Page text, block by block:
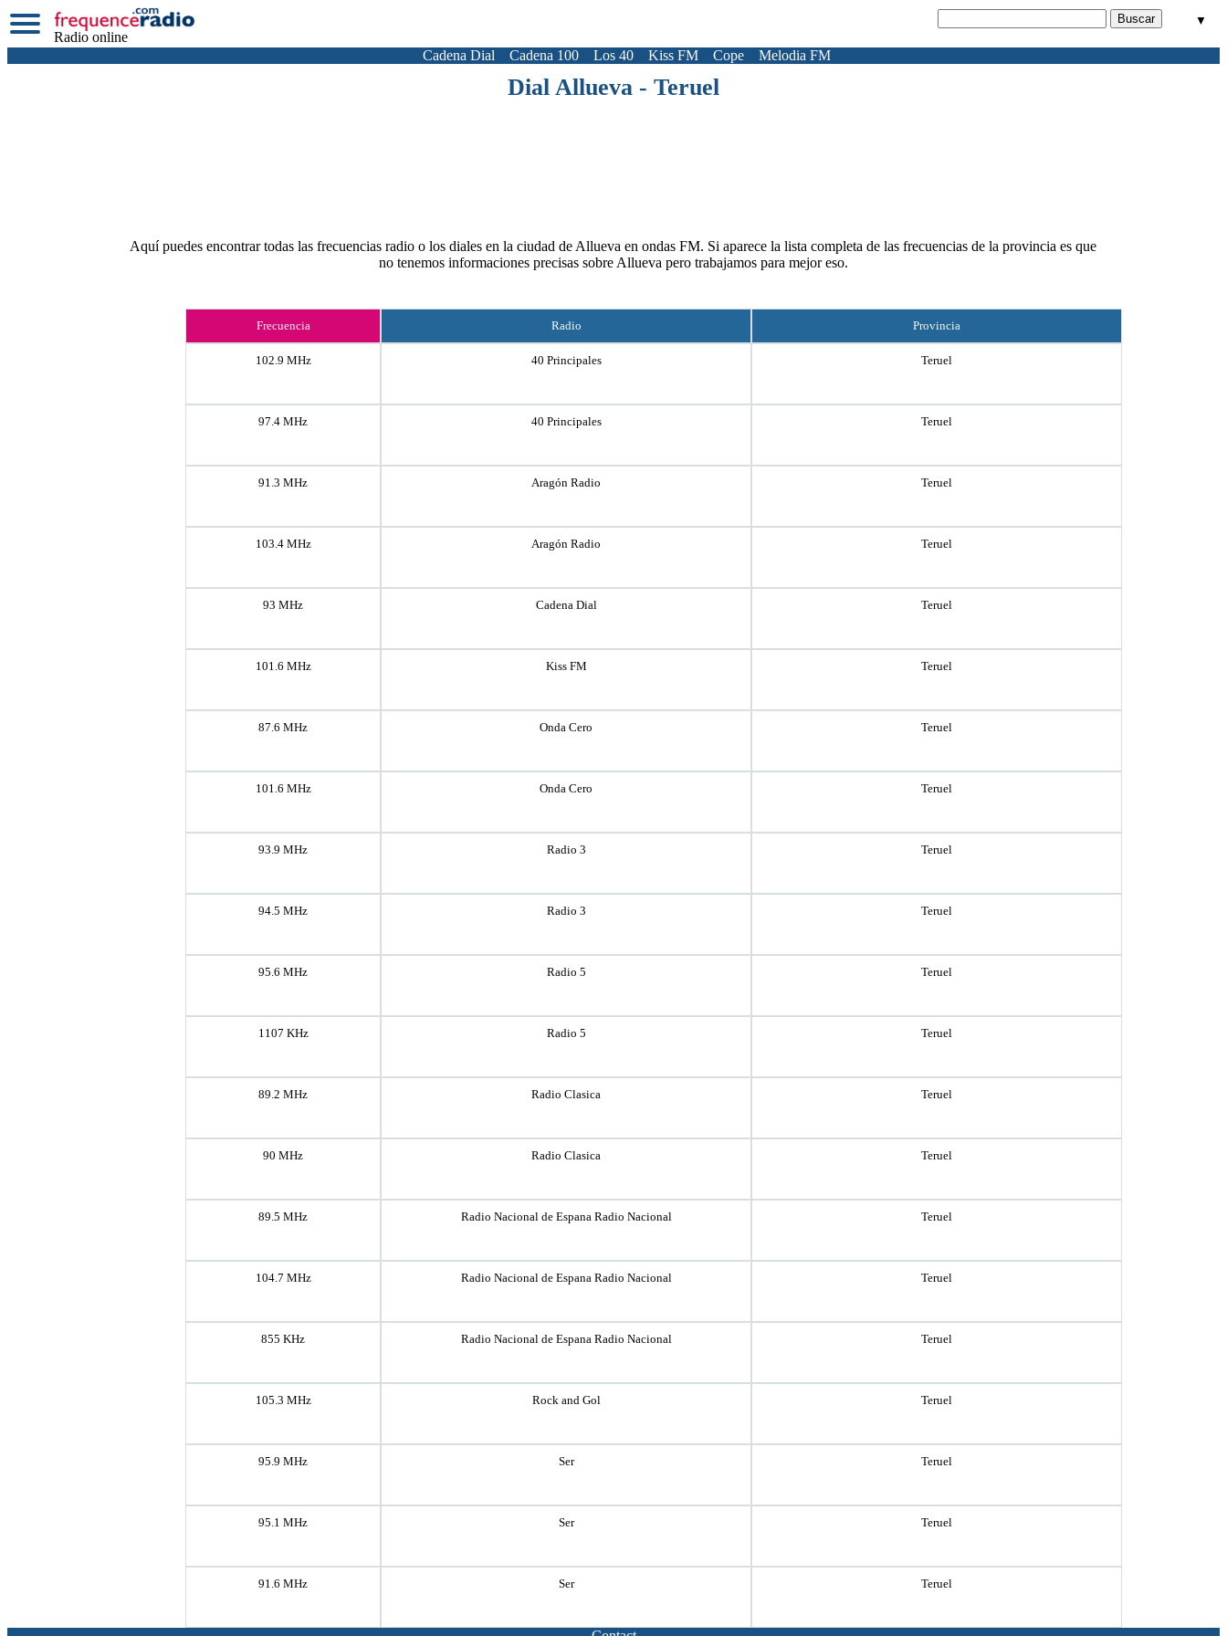
Radio online
▼
Cadena Dial Cadena 100 Los 40 Kiss FM Cope Melodia FM
Dial Allueva - Teruel
Aquí puedes encontrar todas las frecuencias radio o los diales en la ciudad de Allueva en ondas FM. Si aparece la lista completa de las frecuencias de la provincia es que
no tenemos informaciones precisas sobre Allueva pero trabajamos para mejor eso.
Frecuencia Radio Provincia
102.9 MHz 40 Principales Teruel
97.4 MHz 40 Principales Teruel
91.3 MHz Aragón Radio Teruel
103.4 MHz Aragón Radio Teruel
93 MHz Cadena Dial Teruel
101.6 MHz Kiss FM Teruel
87.6 MHz Onda Cero Teruel
101.6 MHz Onda Cero Teruel
93.9 MHz Radio 3 Teruel
94.5 MHz Radio 3 Teruel
95.6 MHz Radio 5 Teruel
1107 KHz Radio 5 Teruel
89.2 MHz Radio Clasica Teruel
90 MHz Radio Clasica Teruel
89.5 MHz Radio Nacional de Espana Radio Nacional Teruel
104.7 MHz Radio Nacional de Espana Radio Nacional Teruel
855 KHz Radio Nacional de Espana Radio Nacional Teruel
105.3 MHz Rock and Gol Teruel
95.9 MHz Ser Teruel
95.1 MHz Ser Teruel
91.6 MHz Ser Teruel